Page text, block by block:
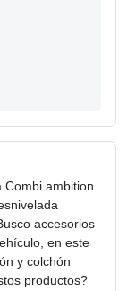
Combi ambition
accesorios
en este
y colchón
productos?